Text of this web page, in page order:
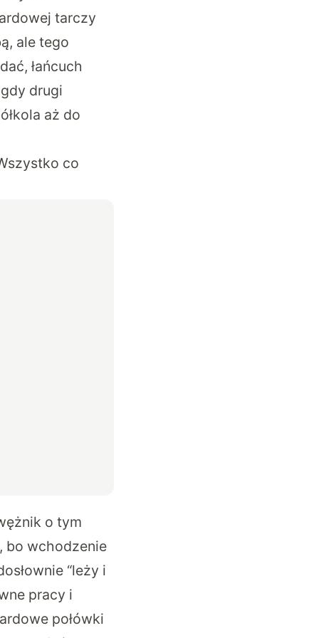
tarczy
ale tego
łańcuch
drugi
aż do
co
o tym
bo wchodzenie
“leży i
pracy i
połówki